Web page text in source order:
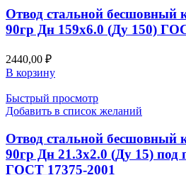
Отвод стальной бесшовный
90гр Дн 159х6.0 (Ду 150)
2440,00 ₽
В корзину
Быстрый просмотр
Добавить в список желаний
Отвод стальной бесшовный
90гр Дн 21.3х2.0 (Ду 15) под
ГОСТ 17375-2001